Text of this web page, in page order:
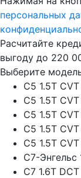
персональных
Расчитайте
выгоду до 220
Выберите
C5 1.5T
C5 1.5T
C5 1.5T
C5 1.5T
C5 1.5T
C7-Энгельс
C7 1.6T